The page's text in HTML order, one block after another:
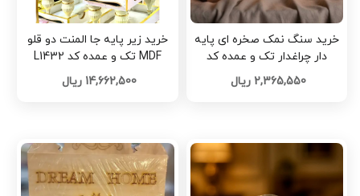
خرید سنگ نمک صخره ای پایه
دار چراغدار تک و عمده کد
Z3277
2,365,550 ریال
خرید زیر پایه جا المنت دو قلو
MDF تک و عمده کد L1432
14,662,500 ریال